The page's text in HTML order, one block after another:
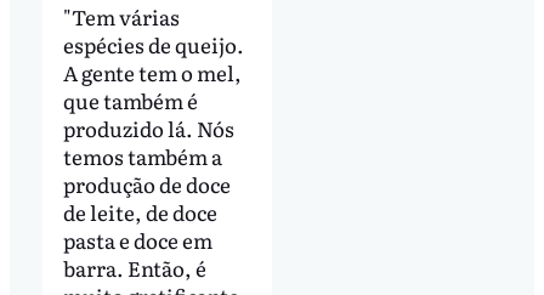
"Tem várias
espécies de queijo.
A gente tem o mel,
que também é
produzido lá. Nós
temos também a
produção de doce
de leite, de doce
pasta e doce em
barra. Então, é